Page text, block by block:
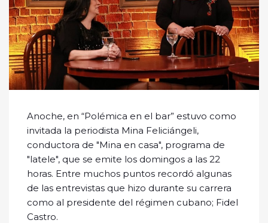
Anoche, en “Polémica en el bar” estuvo como
invitada la periodista Mina Feliciángeli,
conductora de "Mina en casa", programa de
"latele", que se emite los domingos a las 22
horas. Entre muchos puntos recordó algunas
de las entrevistas que hizo durante su carrera
como al presidente del régimen cubano; Fidel
Castro.